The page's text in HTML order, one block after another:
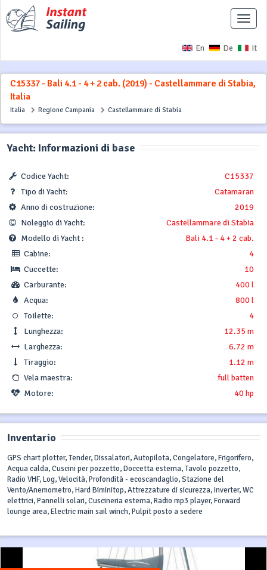
En De It
C15337 - Bali 4.1 - 4 + 2 cab. (2019) - Castellammare di Stabia,
Italia
Italia Regione Campania Castellammare di Stabia
Yacht: Informazioni di base
Codice Yacht:
C15337
Tipo di Yacht:
Catamaran
Anno di costruzione:
2019
Noleggio di Yacht:
Castellammare di Stabia
Modello di Yacht :
Bali 4.1 - 4 + 2 cab.
Cabine:
4
Cuccette:
10
Carburante:
400 l
Acqua:
800 l
Toilette:
4
Lunghezza:
12.35 m
Larghezza:
6.72 m
Tiraggio:
1.12 m
Vela maestra:
full batten
Motore:
40 hp
Inventario
GPS chart plotter, Tender, Dissalatori, Autopilota, Congelatore, Frigorifero,
Acqua calda, Cuscini per pozzetto, Doccetta esterna, Tavolo pozzetto,
Radio VHF, Log, Velocità, Profondità - ecoscandaglio, Stazione del
Vento/Anemometro, Hard Biminitop, Attrezzature di sicurezza, Inverter, WC
elettrici, Pannelli solari, Cuscineria esterna, Radio mp3 player, Forward
lounge area, Electric main sail winch, Pulpit posto a sedere